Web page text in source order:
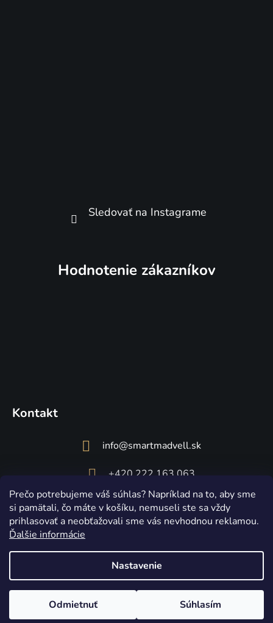
Prečo potrebujeme váš súhlas? Napríklad na to, aby sme
si pamätali, čo máte v košíku, nemuseli ste sa vždy
prihlasovať a neobťažovali sme vás nevhodnou reklamou.
Ďalšie informácie
Nastavenie
Odmietnuť Súhlasím
Hodnotenie zákazníkov
Sledovať na Instagrame
Kontakt
info@smartmadvell.sk
+420 222 163 063
Vytvoril Shoptet
. Všetky práva vyhradené.
nastavenie cookies